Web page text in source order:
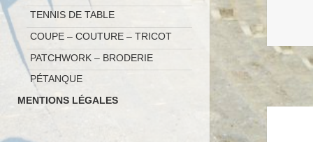
TENNIS DE TABLE
COUPE – COUTURE – TRICOT
PATCHWORK – BRODERIE
PÉTANQUE
MENTIONS LÉGALES